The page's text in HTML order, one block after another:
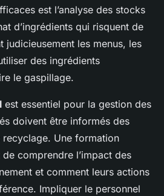
est l’analyse des stocks
d’ingrédients qui risquent de
judicieusement les menus, les
des ingrédients
le gaspillage.
est essentiel pour la gestion des
doivent être informés des
Une formation
comprendre l’impact des
et comment leurs actions
Impliquer le personnel